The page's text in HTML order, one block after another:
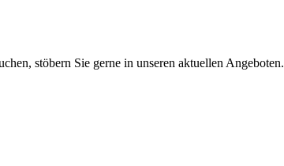
stöbern Sie gerne in unseren aktuellen Angeboten.